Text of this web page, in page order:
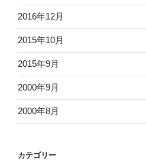
2016年12月
2015年10月
2015年9月
2000年9月
2000年8月
カテゴリー